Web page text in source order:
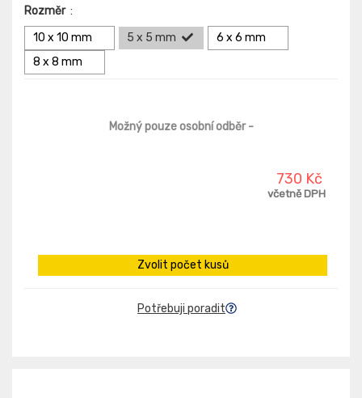
Rozměr :
10 x 10 mm
5 x 5 mm
6 x 6 mm
8 x 8 mm
Možný pouze osobní odběr-
730 Kč
včetně DPH
Zvolit počet kusů
Potřebuji poradit